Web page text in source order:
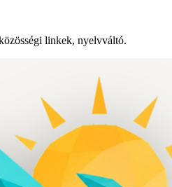
linkek, nyelvváltó.